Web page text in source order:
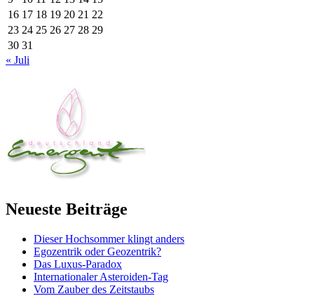
16 17 18 19 20 21 22
23 24 25 26 27 28 29
30 31
« Juli
Neueste Beiträge
Dieser Hochsommer klingt anders
Egozentrik oder Geozentrik?
Das Luxus-Paradox
Internationaler Asteroiden-Tag
Vom Zauber des Zeitstaubs